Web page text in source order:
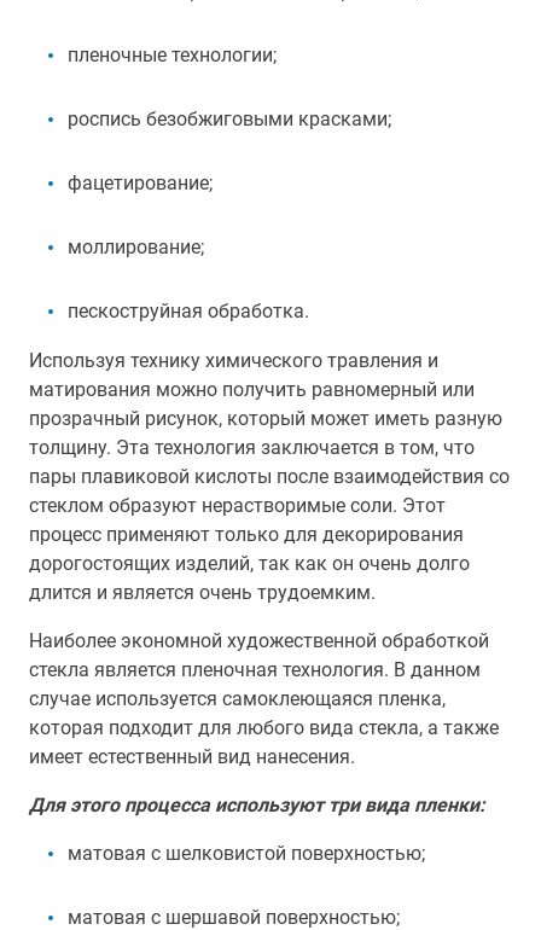
пленочные технологии;
роспись безобжиговыми красками;
фацетирование;
моллирование;
пескоструйная обработка.
Используя технику химического травления и
матирования можно получить равномерный или
прозрачный рисунок, который может иметь разную
толщину. Эта технология заключается в том, что
пары плавиковой кислоты после взаимодействия со
стеклом образуют нерастворимые соли. Этот
процесс применяют только для декорирования
дорогостоящих изделий, так как он очень долго
длится и является очень трудоемким.
Наиболее экономной художественной обработкой
стекла является пленочная технология. В данном
случае используется самоклеющаяся пленка,
которая подходит для любого вида стекла, а также
имеет естественный вид нанесения.
Для этого процесса используют три вида пленки:
матовая с шелковистой поверхностью;
матовая с шершавой поверхностью;